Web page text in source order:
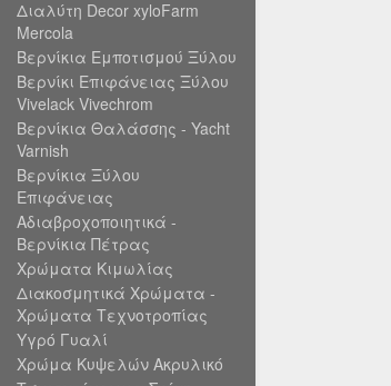
Διαλύτη Decor xyloFarm
Mercola
Βερνίκια Εμποτισμού Ξύλου
Βερνίκι Επιφάνειας Ξύλου
Vivelack Vivechrom
Βερνίκια Θαλάσσης - Yacht
Varnish
Βερνίκια Ξύλου
Επιφάνειας
Αδιαβροχοποιητικά -
Βερνίκια Πέτρας
Χρώματα Κιμωλίας
Διακοσμητικά Χρώματα -
Χρώματα Τεχνοτροπίας
Υγρό Γυαλί
Χρώμα Κυψελών Ακρυλικό